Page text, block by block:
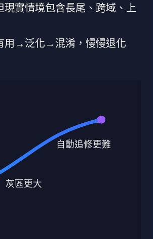
實情境包含長尾、跨域、上
用→泛化→混淆，慢慢退化
灰區更大
自動追修更難